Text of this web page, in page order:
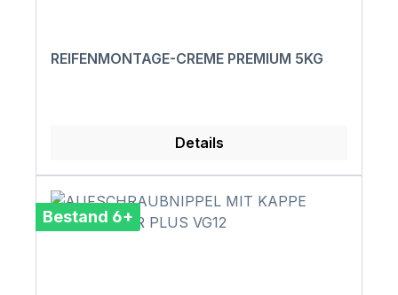
REIFENMONTAGE-CREME PREMIUM 5KG
Details
Bestand 6+